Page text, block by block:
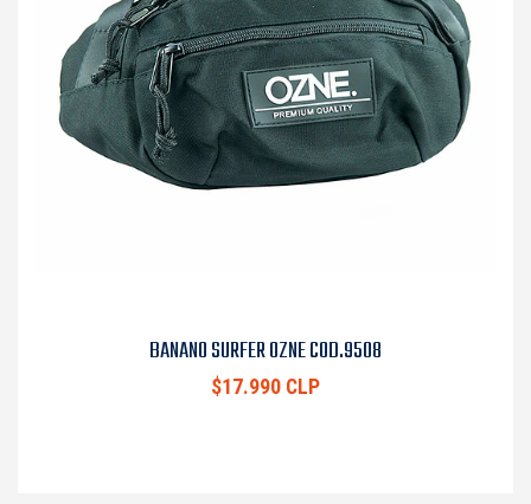
BANANO SURFER OZNE COD.9508
$17.990 CLP